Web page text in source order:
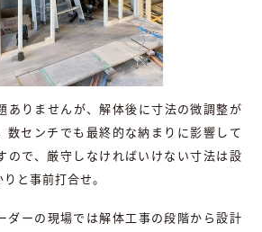
ありませんが、解体後に寸法の微調整が
数センチでも最終的な納まりに影響して
ので、厳守しなければいけない寸法は設
と事前打合せ。
ダーの現場では解体工事の段階から設計